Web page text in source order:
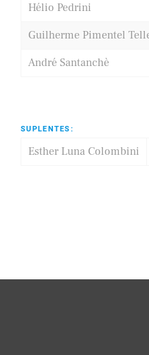
Hélio Pedrini
Guilherme Pimentel
André Santanchè
SUPLENTES:
Esther Luna Colombini